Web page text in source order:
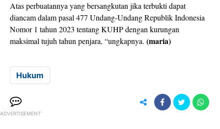
Atas perbuatannya yang bersangkutan jika terbukti dapat
diancam dalam pasal 477 Undang-Undang Republik Indonesia
Nomor 1 tahun 2023 tentang KUHP dengan kurungan
maksimal tujuh tahun penjara, “ungkapnya. (maria)
Hukum
ADVERTISEMENT